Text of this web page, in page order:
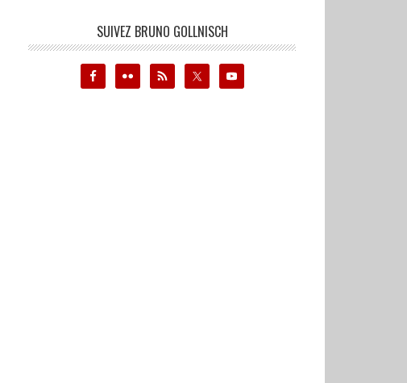
SUIVEZ BRUNO GOLLNISCH